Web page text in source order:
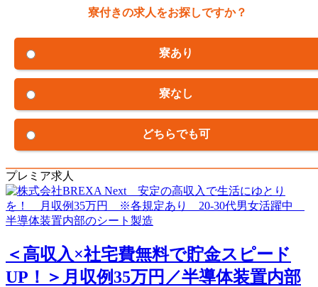
寮付きの求人をお探しですか？
寮あり
寮なし
どちらでも可
プレミア求人
＜高収入×社宅費無料で貯金スピード
UP！＞月収例35万円／半導体装置内部